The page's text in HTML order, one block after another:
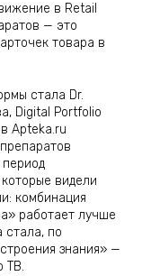
в Retail
— это
товара в
стала Dr.
Digital Portfolio
Apteka.ru
видели
комбинация
работает лучше
стала, по
знания» —
ТВ.